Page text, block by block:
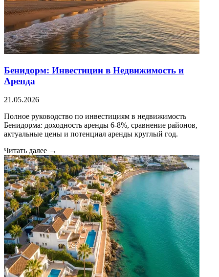
Бенидорм: Инвестиции в Недвижимость и
Аренда
21.05.2026
Полное руководство по инвестициям в недвижимость
Бенидорма: доходность аренды 6-8%, сравнение районов,
актуальные цены и потенциал аренды круглый год.
Читать далее →